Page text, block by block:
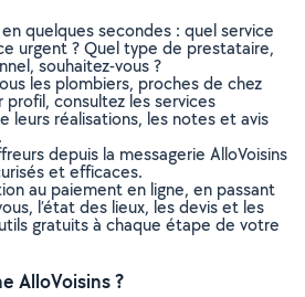
quelques secondes : quel service
urgent ? Quel type de prestataire,
souhaitez-vous ?
les plombiers, proches de chez
profil, consultez les services
leurs réalisations, les notes et avis
depuis la messagerie AlloVoisins
et efficaces.
au paiement en ligne, en passant
l’état des lieux, les devis et les
gratuits à chaque étape de votre
AlloVoisins ?